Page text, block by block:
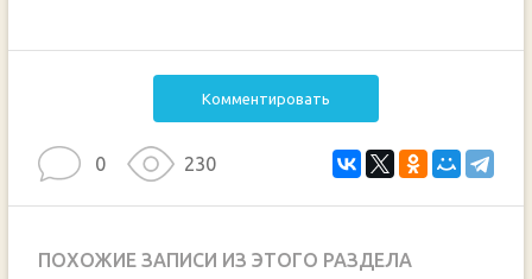
Комментировать
0 230
ПОХОЖИЕ ЗАПИСИ ИЗ ЭТОГО РАЗДЕЛА